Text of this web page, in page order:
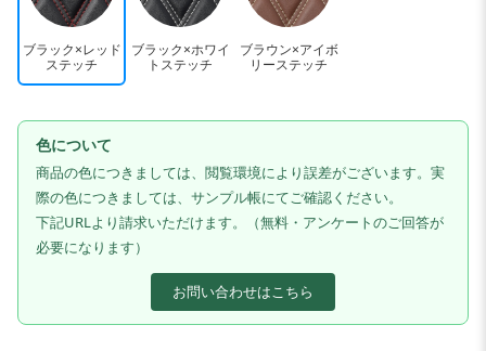
ブラック×レッド
ステッチ
ブラック×ホワイ
トステッチ
ブラウン×アイボ
リーステッチ
色について
商品の色につきましては、閲覧環境により誤差がございます。実
際の色につきましては、サンプル帳にてご確認ください。
下記URLより請求いただけます。（無料・アンケートのご回答が
必要になります）
お問い合わせはこちら